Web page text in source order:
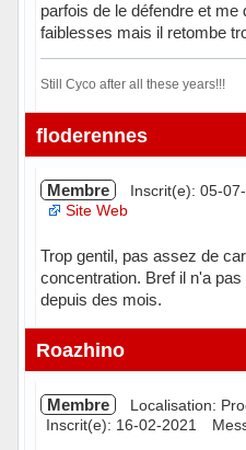
parfois de le défendre et
faiblesses mais il retombe
Still Cyco after all these years!!!
Hors ligne
floderennes
Membre Inscrit(e): 05-
Site Web
Trop gentil, pas assez de
concentration. Bref il n'a
depuis des mois.
Hors ligne
Roazhino
Membre
Localisation:
Inscrit(e): 16-02-2021